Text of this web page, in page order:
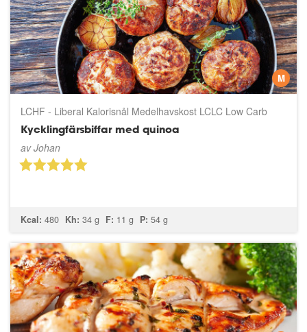
M
LCHF - Liberal Kalorisnål Medelhavskost LCLC Low Carb
LCHP
Kycklingfärsbiffar med quinoa
avJohan
Kcal: 480 Kh: 34 g F: 11 g P: 54 g